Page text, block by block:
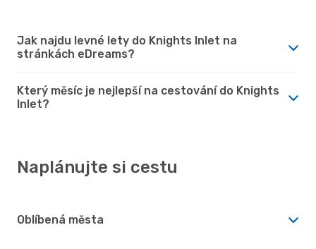
Jak najdu levné lety do Knights Inlet na
stránkách eDreams?
Který měsíc je nejlepší na cestování do Knights
Inlet?
Naplánujte si cestu
Oblíbená města